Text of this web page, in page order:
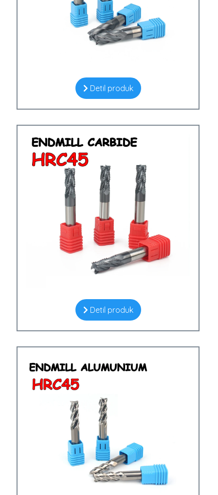
Detil produk
Detil produk